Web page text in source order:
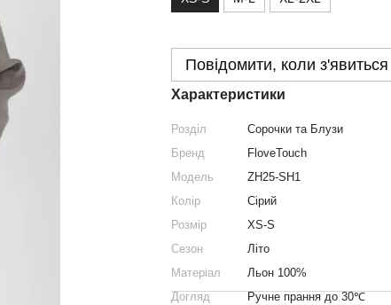
Повідомити, коли з'явиться
Характеристики
Розділ
Сорочки та Блузи
Бренд
FloveTouch
Модель
ZH25-SH1
Колір
Сірий
Розмір
XS-S
Сезон
Літо
Матеріал
Льон 100%
Догляд
Ручне прання до 30℃